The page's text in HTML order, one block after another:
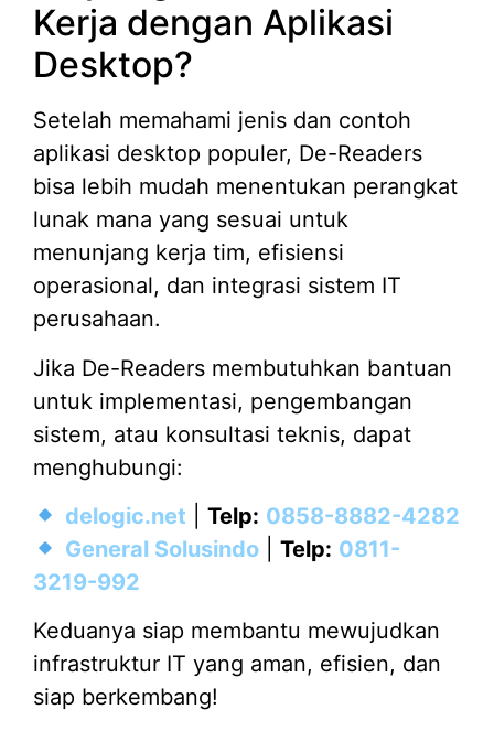
Kerja dengan Aplikasi
Desktop?
Setelah memahami jenis dan contoh
aplikasi desktop populer, De-Readers
bisa lebih mudah menentukan perangkat
lunak mana yang sesuai untuk
menunjang kerja tim, efisiensi
operasional, dan integrasi sistem IT
perusahaan.
Jika De-Readers membutuhkan bantuan
untuk implementasi, pengembangan
sistem, atau konsultasi teknis, dapat
menghubungi:
delogic.net
Telp: 0858-8882-4282
General Solusindo| Telp: 0811-
3219-992
Keduanya siap membantu mewujudkan
infrastruktur IT yang aman, efisien, dan
siap berkembang!